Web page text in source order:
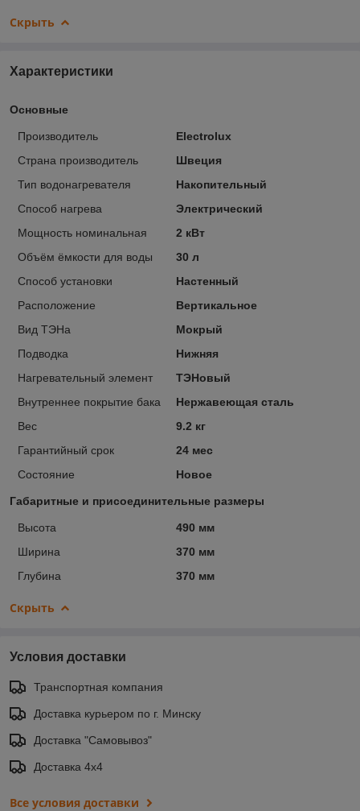
Скрыть
Характеристики
Основные
Производитель
Electrolux
Страна производитель
Швеция
Тип водонагревателя
Накопительный
Способ нагрева
Электрический
Мощность номинальная
2 кВт
Объём ёмкости для воды
30 л
Способ установки
Настенный
Расположение
Вертикальное
Вид ТЭНа
Мокрый
Подводка
Нижняя
Нагревательный элемент
ТЭНовый
Внутреннее покрытие бака
Нержавеющая сталь
Вес
9.2 кг
Гарантийный срок
24 мес
Состояние
Новое
Габаритные и присоединительные размеры
Высота
490 мм
Ширина
370 мм
Глубина
370 мм
Скрыть
Условия доставки
Транспортная компания
Доставка курьером по г. Минску
Доставка "Самовывоз"
Доставка 4х4
Все условия доставки